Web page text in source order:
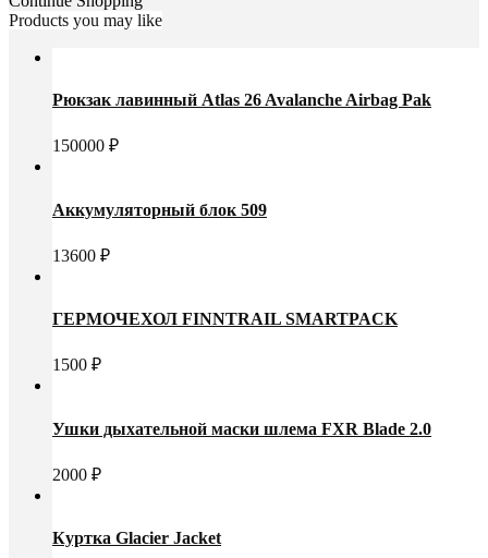
Products you may like
Рюкзак лавинный Atlas 26 Avalanche Airbag Pak
150000 ₽
Аккумуляторный блок 509
13600 ₽
ГЕРМОЧЕХОЛ FINNTRAIL SMARTPACK
1500 ₽
Ушки дыхательной маски шлема FXR Blade 2.0
2000 ₽
Куртка Glacier Jacket